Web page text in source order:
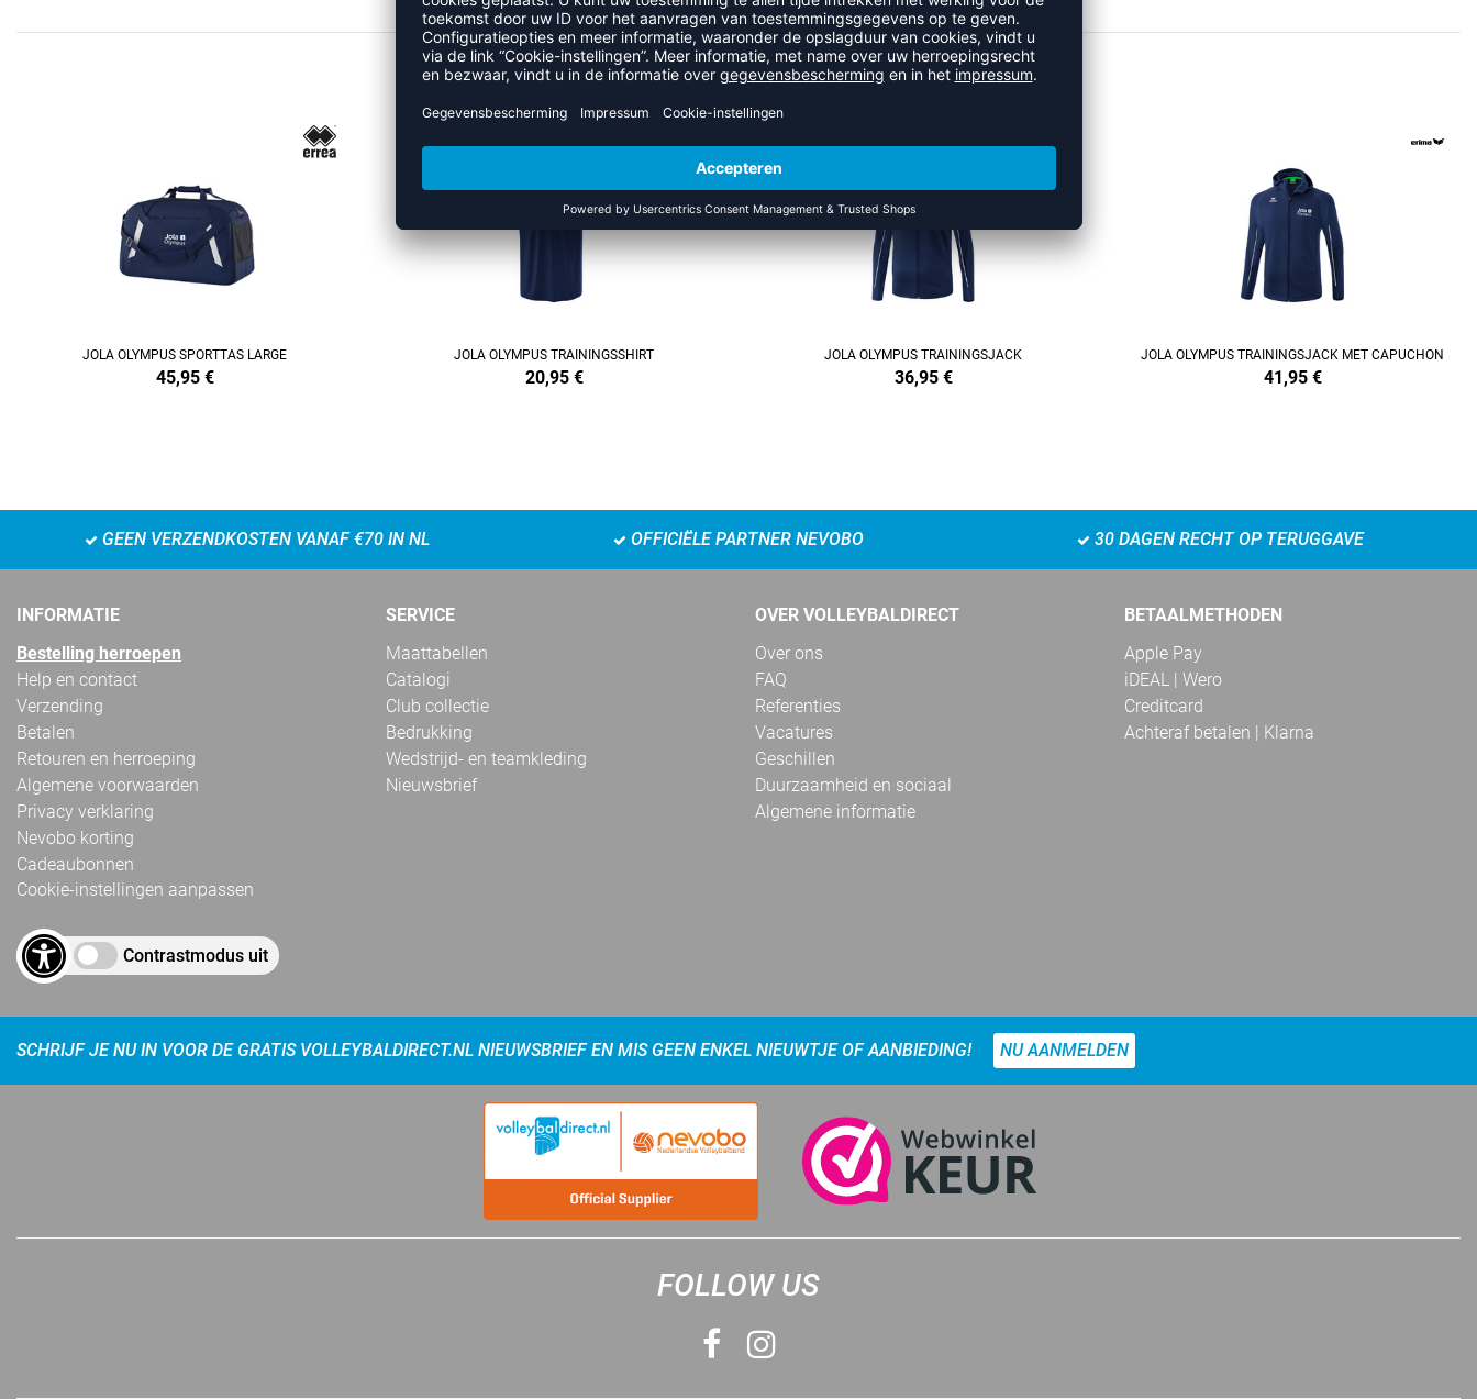
MEER UIT DE CATEGORIE JOLA OLYMPUS
JOLA OLYMPUS SPORTTAS LARGE
45,95 €
JOLA OLYMPUS TRAININGSSHIRT
20,95 €
JOLA OLYMPUS TRAININGSJACK
36,95 €
JOLA OLYMPUS TRAININGSJACK MET CAPUCHON
41,95 €
GEEN VERZENDKOSTEN VANAF €70 IN NL OFFICIËLE PARTNER NEVOBO 30 DAGEN RECHT OP TERUGGAVE
INFORMATIE
Bestelling herroepen
Help en contact
Verzending
Betalen
Retouren en herroeping
Algemene voorwaarden
Privacy verklaring
Nevobo korting
Cadeaubonnen
Cookie-instellingen aanpassen
Contrastmodus uit
SERVICE
Maattabellen
Catalogi
Club collectie
Bedrukking
Wedstrijd- en teamkleding
Nieuwsbrief
OVER VOLLEYBALDIRECT
Over ons
FAQ
Referenties
Vacatures
Geschillen
Duurzaamheid en sociaal
Algemene informatie
BETAALMETHODEN
Apple Pay
iDEAL | Wero
Creditcard
Achteraf betalen | Klarna
SCHRIJF JE NU IN VOOR DE GRATIS VOLLEYBALDIRECT.NL NIEUWSBRIEF EN MIS GEEN ENKEL NIEUWTJE OF AANBIEDING! NU AANMELDEN
FOLLOW US